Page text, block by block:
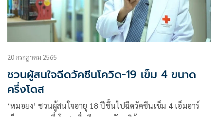
20 กรกฎาคม 2565
ชวนผู้สนใจฉีดวัคซีนโควิด-19 เข็ม 4 ขนาด
ครึ่งโดส
‘หมอยง’ ชวนผู้สนใจอายุ 18 ปีขึ้นไปฉีดวัคซีนเข็ม 4 เอ็มอาร์